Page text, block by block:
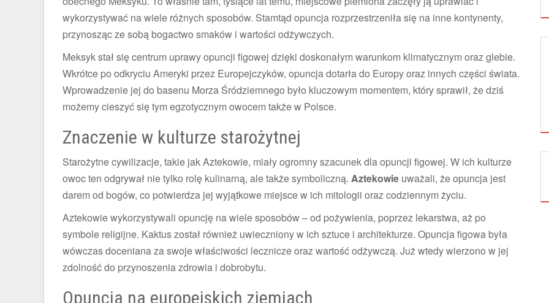
wykorzystywać na wiele różnych sposobów. Stamtąd opuncja rozprzestrzeniła się na inne kontynenty,
przynosząc ze sobą bogactwo smaków i wartości odżywczych.
Meksyk stał się centrum uprawy opuncji figowej dzięki doskonałym warunkom klimatycznym oraz glebie.
Wkrótce po odkryciu Ameryki przez Europejczyków, opuncja dotarła do Europy oraz innych części świata.
Wprowadzenie jej do basenu Morza Śródziemnego było kluczowym momentem, który sprawił, że dziś
możemy cieszyć się tym egzotycznym owocem także w Polsce.
Znaczenie w kulturze starożytnej
Starożytne cywilizacje, takie jak Aztekowie, miały ogromny szacunek dla opuncji figowej. W ich kulturze
owoc ten odgrywał nie tylko rolę kulinarną, ale także symboliczną. Aztekowie uważali, że opuncja jest
darem od bogów, co potwierdza jej wyjątkowe miejsce w ich mitologii oraz codziennym życiu.
Aztekowie wykorzystywali opuncję na wiele sposobów – od pożywienia, poprzez lekarstwa, aż po
symbole religijne. Kaktus został również uwieczniony w ich sztuce i architekturze. Opuncja figowa była
wówczas doceniana za swoje właściwości lecznicze oraz wartość odżywczą. Już wtedy wierzono w jej
zdolność do przynoszenia zdrowia i dobrobytu.
Opuncja na europejskich ziemiach
HISTORIA I BOTANIKA
JAK WPROWADZIĆ OPUNCJĘ FIGOWĄ DO
DIETY...